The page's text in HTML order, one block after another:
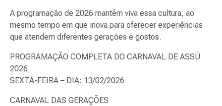
A programação de 2026 mantém viva essa cultura, ao
mesmo tempo em que inova para oferecer experiências
que atendem diferentes gerações e gostos.​​​​​​​​​​​​​​​​
PROGRAMAÇÃO COMPLETA DO CARNAVAL DE ASSÚ
2026
SEXTA-FEIRA – DIA: 13/02/2026
CARNAVAL DAS GERAÇÕES